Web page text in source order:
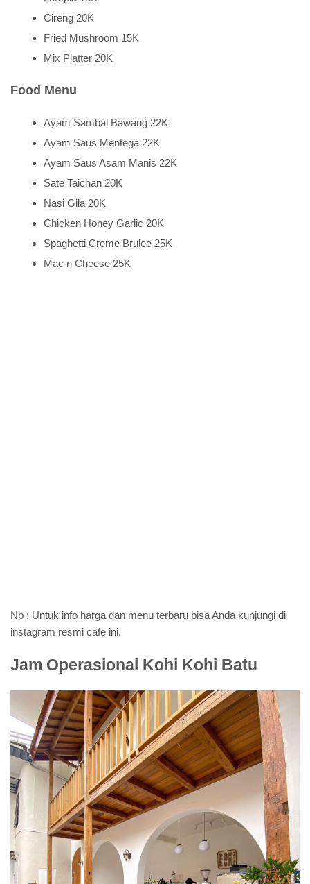
Cireng 20K
Fried Mushroom 15K
Mix Platter 20K
Food Menu
Ayam Sambal Bawang 22K
Ayam Saus Mentega 22K
Ayam Saus Asam Manis 22K
Sate Taichan 20K
Nasi Gila 20K
Chicken Honey Garlic 20K
Spaghetti Creme Brulee 25K
Mac n Cheese 25K
Nb : Untuk info harga dan menu terbaru bisa Anda kunjungi di
instagram resmi cafe ini.
Jam Operasional Kohi Kohi Batu